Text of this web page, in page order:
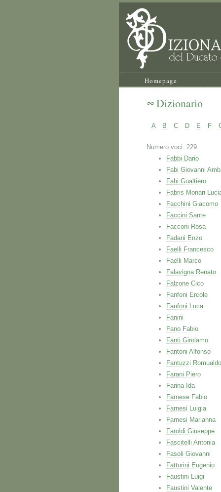
Homepage
Dizionario
A B C D E F
Numero voci: 229.
Fabbi Dario
Fabi Giovanni
Fabi Gualtiero
Fabris Monari
Facchini Giacomo
Faccini Sante
Facconi Rosa
Fadani Enzo
Faelli Francesco
Faelli Marco
Falavigna Renato
Falzone Cico
Fanfoni Ercole
Fanfoni Luca
Fanini
Fano Fabio
Fanti Girolamo
Fantoni Alfonso
Fantuzzi Romualdo
Farani Piero
Farina Ida
Farnese Fabio
Farnesi Luigia
Farnesi Marianna
Faroldi Giuseppe
Fascitelli Antonia
Fasoli Giovanni
Fattorini Eugenio
Faustini Luigi
Faustini Valente